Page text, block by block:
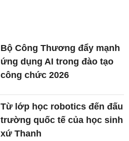
Bộ Công Thương đẩy mạnh
ứng dụng AI trong đào tạo
công chức 2026
Từ lớp học robotics đến đấu
trường quốc tế của học sinh
xứ Thanh